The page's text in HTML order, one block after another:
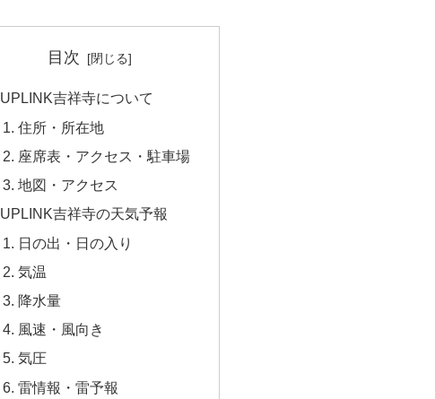
目次
UPLINK吉祥寺について
住所・所在地
座席表・アクセス・駐車場
地図・アクセス
UPLINK吉祥寺の天気予報
日の出・日の入り
気温
降水量
風速・風向き
気圧
雷情報・雷予報